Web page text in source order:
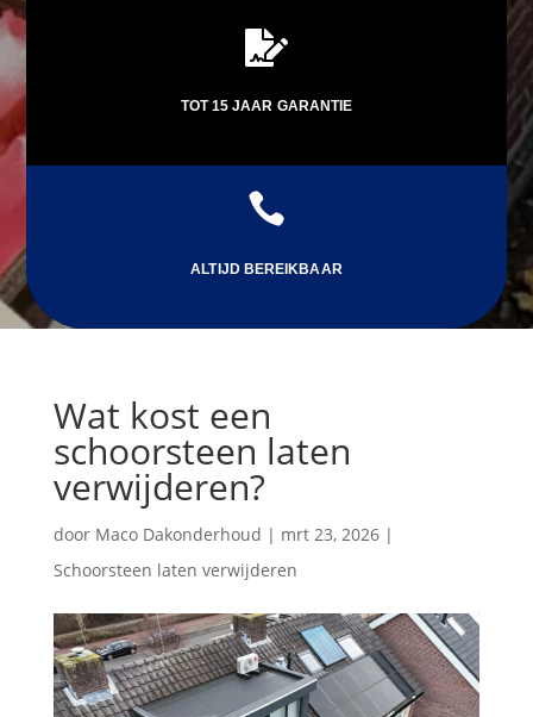

TOT 15 JAAR GARANTIE

ALTIJD BEREIKBAAR
Wat kost een
schoorsteen laten
verwijderen?
door Maco Dakonderhoud | mrt 23, 2026|
Schoorsteen laten verwijderen